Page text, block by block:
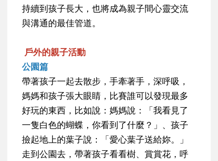
持續到孩子長大，也將成為親子間心靈交流
與溝通的最佳管道。
戶外的親子活動
公園篇
帶著孩子一起去散步，手牽著手，深呼吸，
媽媽和孩子張大眼睛，比賽誰可以發現最多
好玩的東西，比如說：媽媽說：「我看見了
一隻白色的蝴蝶，你看到了什麼？」、孩子
撿起地上的葉子說：「愛心葉子送給妳。」
走到公園去，帶著孩子看看樹、賞賞花，呼